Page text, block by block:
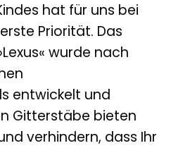
hat für uns bei
Priorität. Das
wurde nach
entwickelt und
Gitterstäbe bieten
verhindern, dass Ihr